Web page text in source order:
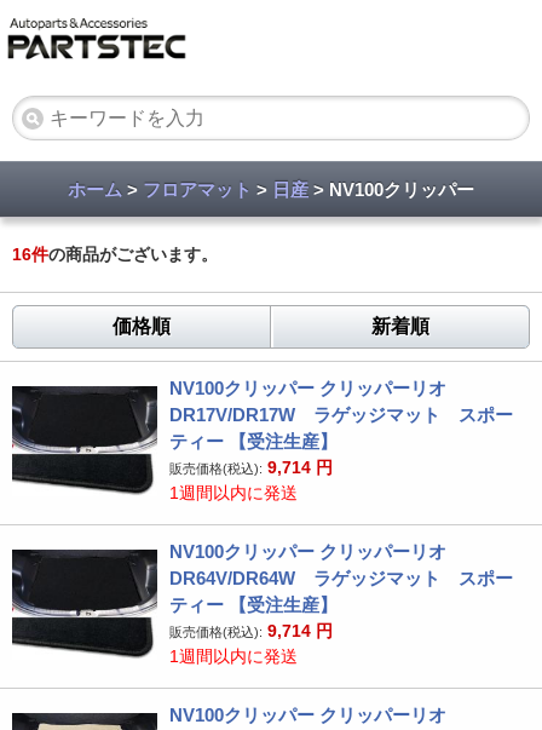
ホーム > フロアマット > 日産 > NV100クリッパー
16件の商品がございます。
価格順 新着順
NV100クリッパー クリッパーリオ
DR17V/DR17W ラゲッジマット スポー
ティー 【受注生産】
販売価格(税込): 9,714 円
1週間以内に発送
NV100クリッパー クリッパーリオ
DR64V/DR64W ラゲッジマット スポー
ティー 【受注生産】
販売価格(税込): 9,714 円
1週間以内に発送
NV100クリッパー クリッパーリオ